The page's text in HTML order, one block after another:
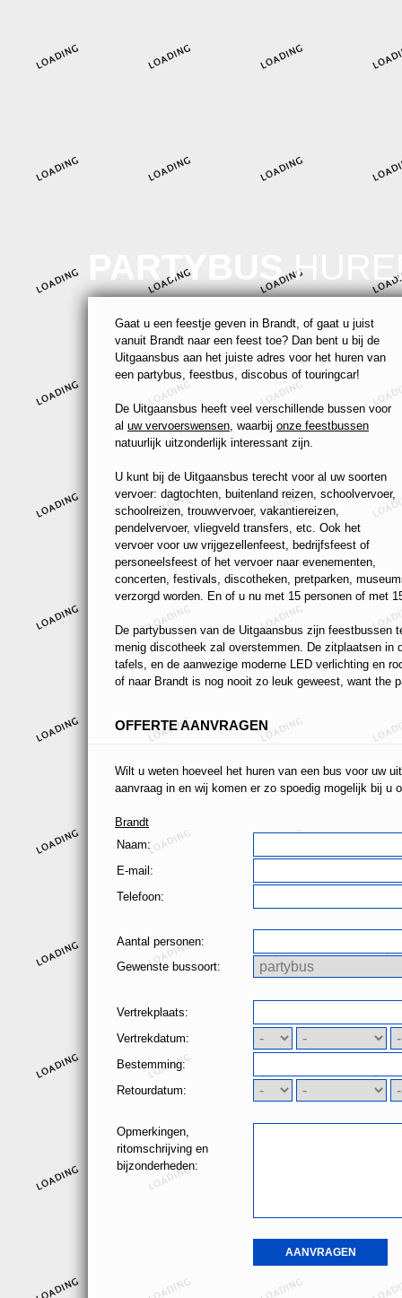
PARTYBUS
Gaat u een feestje geven in Brandt, of gaat u juist
vanuit Brandt naar een feest toe? Dan bent u bij de
Uitgaansbus aan het juiste adres voor het huren van
een partybus, feestbus, discobus of touringcar!
De Uitgaansbus heeft veel verschillende bussen voor
al uw vervoerswensen, waarbij onze feestbussen
natuurlijk uitzonderlijk interessant zijn.
U kunt bij de Uitgaansbus terecht voor al uw soorten
vervoer: dagtochten, buitenland reizen, schoolvervoer,
schoolreizen, trouwvervoer, vakantiereizen,
pendelvervoer, vliegveld transfers, etc. Ook het
vervoer voor uw vrijgezellenfeest, bedrijfsfeest of
personeelsfeest of het vervoer naar evenementen,
concerten, festivals, discotheken, pretparken,
verzorgd worden. En of u nu met 15 personen of met
De partybussen van de Uitgaansbus zijn feestbussen
menig discotheek zal overstemmen. De zitplaatsen
tafels, en de aanwezige moderne LED verlichting en
of naar Brandt is nog nooit zo leuk geweest, want the
OFFERTE AANVRAGEN
Wilt u weten hoeveel het huren van een bus voor uw
aanvraag in en wij komen er zo spoedig mogelijk bij u
Brandt
Naam:
E-mail:
Telefoon:
Aantal personen:
Gewenste bussoort:
Vertrekplaats:
Vertrekdatum:
Bestemming:
Retourdatum:
Opmerkingen,
ritomschrijving en
bijzonderheden: